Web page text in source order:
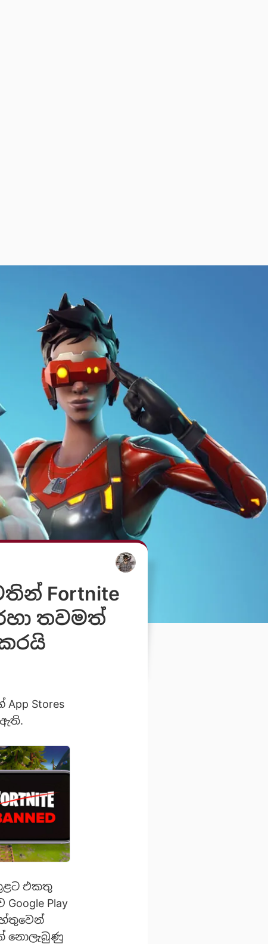
Fortnite
තවමත්
Stores
ඇති.
තුළට එකතු
Play
නොලැබුණු